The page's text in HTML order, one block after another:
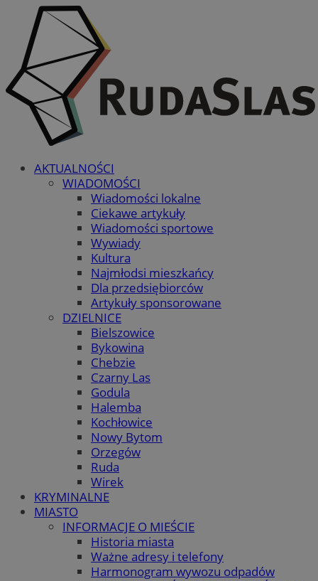
AKTUALNOŚCI
WIADOMOŚCI
Wiadomości lokalne
Ciekawe artykuły
Wiadomości sportowe
Wywiady
Kultura
Najmłodsi mieszkańcy
Dla przedsiębiorców
Artykuły sponsorowane
DZIELNICE
Bielszowice
Bykowina
Chebzie
Czarny Las
Godula
Halemba
Kochłowice
Nowy Bytom
Orzegów
Ruda
Wirek
KRYMINALNE
MIASTO
INFORMACJE O MIEŚCIE
Historia miasta
Ważne adresy i telefony
Harmonogram wywozu odpadów